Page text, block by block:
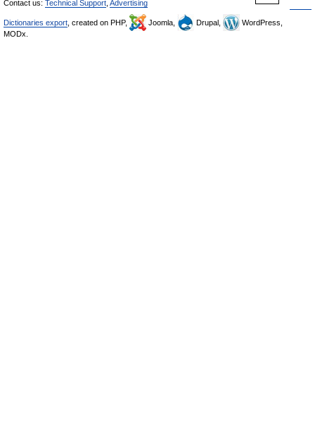
Contact us: Technical Support Advertising
Dictionaries export , created on PHP, Joomla, Drupal,
WordPress,
MODx.